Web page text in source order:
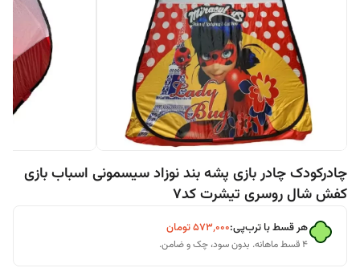
چادرکودک چادر بازی پشه بند نوزاد سیسمونی اسباب بازی
کفش شال روسری تیشرت کد7
هر قسط با ترب‌پی:۵۷۳٬۰۰۰تومان
۴ قسط ماهانه. بدون سود، چک و ضامن.